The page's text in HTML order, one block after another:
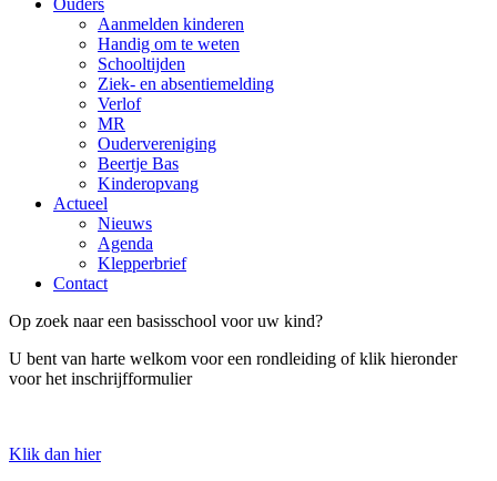
Ouders
Aanmelden kinderen
Handig om te weten
Schooltijden
Ziek- en absentiemelding
Verlof
MR
Oudervereniging
Beertje Bas
Kinderopvang
Actueel
Nieuws
Agenda
Klepperbrief
Contact
Op zoek naar een basisschool voor uw kind?
U bent van harte welkom voor een rondleiding of klik hieronder
voor het inschrijfformulier
Klik dan hier